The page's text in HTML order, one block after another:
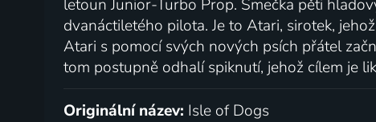
letoun Junior-Turbo Prop. Smečka pěti
dvanáctiletého pilota. Je to Atari, sirotek,
Atari s pomocí svých nových psích přátel
tom postupně odhalí spiknutí, jehož cílem je
Originální název: Isle of Dogs